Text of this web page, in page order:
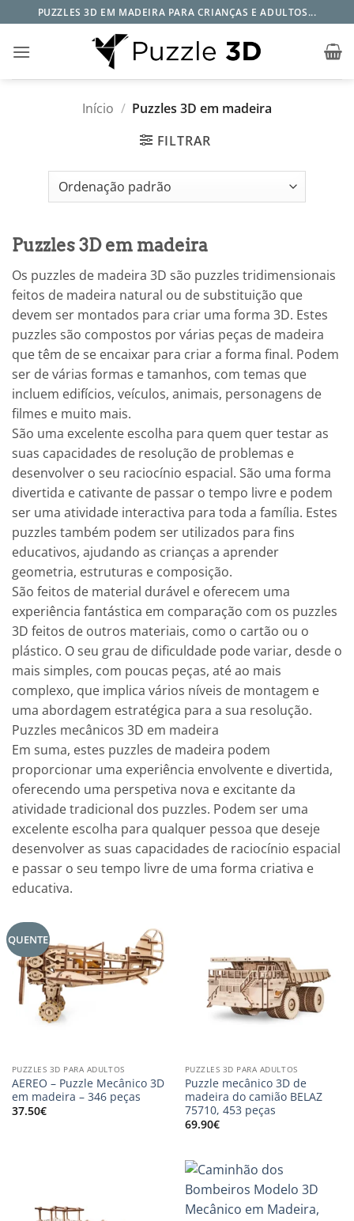
to
content
PUZZLES 3D EM MADEIRA PARA CRIANÇAS E ADULTOS...
Início / Puzzles 3D em madeira
FILTRAR
Puzzles 3D em madeira
Os puzzles de madeira 3D são puzzles tridimensionais
feitos de madeira natural ou de substituição que
devem ser montados para criar uma forma 3D. Estes
puzzles são compostos por várias peças de madeira
que têm de se encaixar para criar a forma final. Podem
ser de várias formas e tamanhos, com temas que
incluem edifícios, veículos, animais, personagens de
filmes e muito mais.
São uma excelente escolha para quem quer testar as
suas capacidades de resolução de problemas e
desenvolver o seu raciocínio espacial. São uma forma
divertida e cativante de passar o tempo livre e podem
ser uma atividade interactiva para toda a família. Estes
puzzles também podem ser utilizados para fins
educativos, ajudando as crianças a aprender
geometria, estruturas e composição.
São feitos de material durável e oferecem uma
experiência fantástica em comparação com os puzzles
3D feitos de outros materiais, como o cartão ou o
plástico. O seu grau de dificuldade pode variar, desde o
mais simples, com poucas peças, até ao mais
complexo, que implica vários níveis de montagem e
uma abordagem estratégica para a sua resolução.
Puzzles mecânicos 3D em madeira
Em suma, estes puzzles de madeira podem
proporcionar uma experiência envolvente e divertida,
oferecendo uma perspetiva nova e excitante da
atividade tradicional dos puzzles. Podem ser uma
excelente escolha para qualquer pessoa que deseje
desenvolver as suas capacidades de raciocínio espacial
e passar o seu tempo livre de uma forma criativa e
educativa.
QUENTE
PUZZLES 3D PARA ADULTOS
AEREO – Puzzle Mecânico 3D
em madeira – 346 peças
37.50€
PUZZLES 3D PARA ADULTOS
Puzzle mecânico 3D de
madeira do camião BELAZ
75710, 453 peças
69.90€